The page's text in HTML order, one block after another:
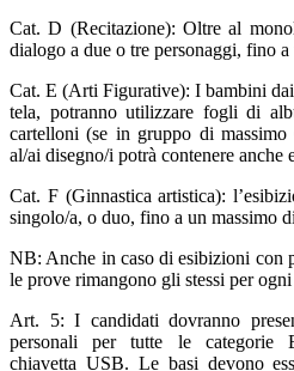
Cat. D (Recitazione): Oltre al
dialogo a due o tre personaggi, fino
Cat. E (Arti Figurative): I bambini
tela, potranno utilizzare fogli di
cartelloni (se in gruppo di
al/ai disegno/i potrà contenere anche
Cat. F (Ginnastica artistica):
singolo/a, o duo, fino a un massimo
NB: Anche in caso di esibizioni con
le prove rimangono gli stessi per
Art. 5: I candidati dovranno
personali per tutte le categorie
chiavetta USB. Le basi devono